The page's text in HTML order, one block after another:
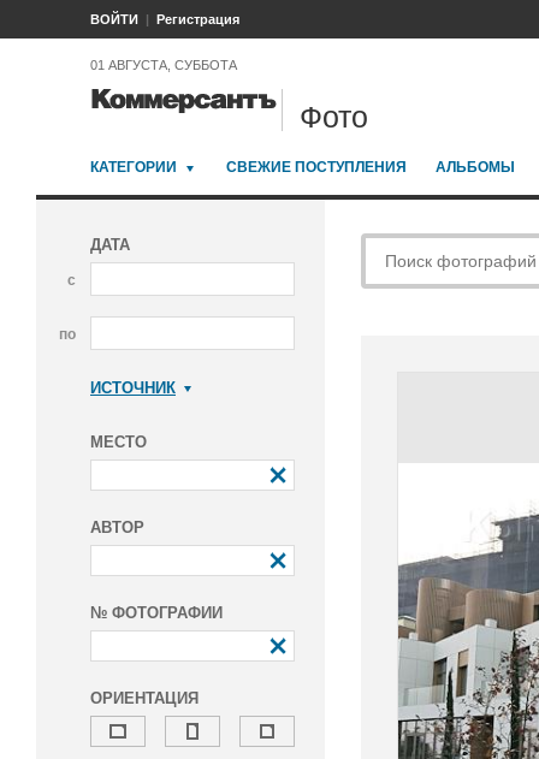
ВОЙТИ Регистрация
01 АВГУСТА, СУББОТА
Фото
КАТЕГОРИИ СВЕЖИЕ ПОСТУПЛЕНИЯ АЛЬБОМЫ
ДАТА
с
по
ИСТОЧНИК
МЕСТО
АВТОР
№ ФОТОГРАФИИ
ОРИЕНТАЦИЯ